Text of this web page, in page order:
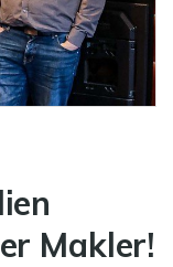
Makler!